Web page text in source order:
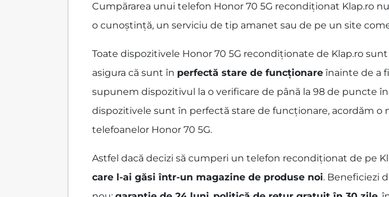
Cumpărarea unui telefon Honor 70 5G recondiționat Klap.ro
o cunoștință, un serviciu de tip amanet sau de pe un site
Toate dispozitivele Honor 70 5G recondiționate de Klap.ro
asigura că sunt în perfectă stare de funcționare înainte de a
supunem dispozitivul la o verificare de până la 98 de puncte
dispozitivele sunt în perfectă stare de funcționare, acordăm
telefoanelor Honor 70 5G.
Astfel dacă decizi să cumperi un telefon recondiționat de pe
care l-ai găsi într-un magazine de produse noi. Beneficiezi